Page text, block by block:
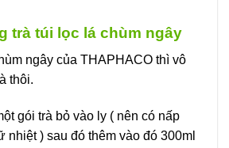
trà túi lọc lá chùm ngây
ngây của THAPHACO thì vô
thôi.
gói trà bỏ vào ly ( nên có nấp
nhiệt ) sau đó thêm vào đó 300ml